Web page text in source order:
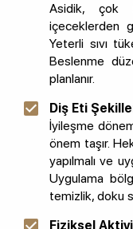
Asidik, çok
içeceklerden
Yeterli sıvı
Beslenme
planlanır.
Diş Eti
İyileşme
önem taşır.
yapılmalı ve
Uygulama
temizlik, doku
Fiziksel